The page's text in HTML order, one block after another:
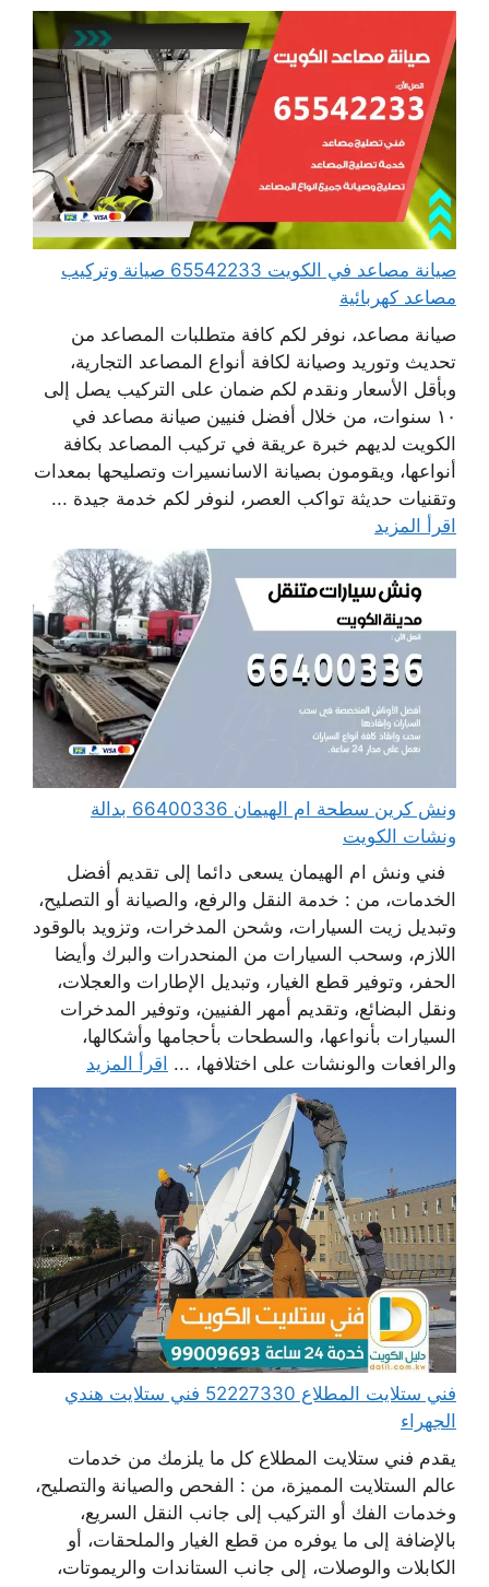
صيانة مصاعد في الكويت 65542233 صيانة وتركيب
مصاعد كهربائية
صيانة مصاعد، نوفر لكم كافة متطلبات المصاعد من
تحديث وتوريد وصيانة لكافة أنواع المصاعد التجارية،
وبأقل الأسعار ونقدم لكم ضمان على التركيب يصل إلى
١٠ سنوات، من خلال أفضل فنيين صيانة مصاعد في
الكويت لديهم خبرة عريقة في تركيب المصاعد بكافة
أنواعها، ويقومون بصيانة الاسانسيرات وتصليحها بمعدات
وتقنيات حديثة تواكب العصر، لنوفر لكم خدمة جيدة ...
اقرأ المزيد
ونش كرين سطحة ام الهيمان 66400336 بدالة
ونشات الكويت
فني ونش ام الهيمان يسعى دائما إلى تقديم أفضل
الخدمات، من : خدمة النقل والرفع، والصيانة أو التصليح،
وتبديل زيت السيارات، وشحن المدخرات، وتزويد بالوقود
اللازم، وسحب السيارات من المنحدرات والبرك وأيضا
الحفر، وتوفير قطع الغيار، وتبديل الإطارات والعجلات،
ونقل البضائع، وتقديم أمهر الفنيين، وتوفير المدخرات
السيارات بأنواعها، والسطحات بأحجامها وأشكالها،
والرافعات والونشات على اختلافها، ... اقرأ المزيد
فني ستلايت المطلاع 52227330 فني ستلايت هندي
الجهراء
يقدم فني ستلايت المطلاع كل ما يلزمك من خدمات
عالم الستلايت المميزة، من : الفحص والصيانة والتصليح،
وخدمات الفك أو التركيب إلى جانب النقل السريع،
بالإضافة إلى ما يوفره من قطع الغيار والملحقات، أو
الكابلات والوصلات، إلى جانب الستاندات والريموتات،